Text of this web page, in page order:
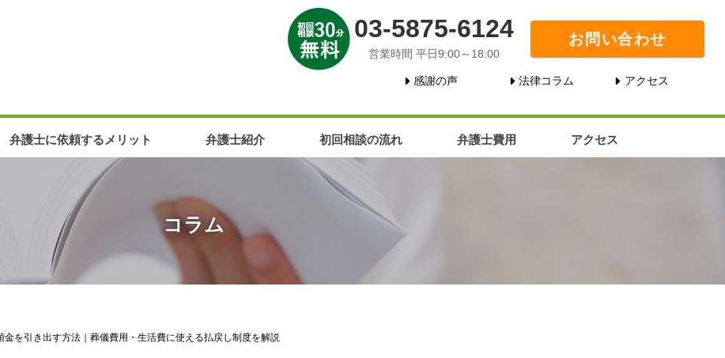
03-5875-6124
営業時間 平日9:00～18:00
お問い合わせ
感謝の声 法律コラム アクセス
弁護士に依頼するメリット 弁護士紹介 初回相談の流れ 弁護士費用 アクセス
コラム
金を引き出す方法｜葬儀費用・生活費に使える払戻し制度を解説